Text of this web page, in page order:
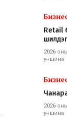
Retail
2026
уншина
2026
уншина